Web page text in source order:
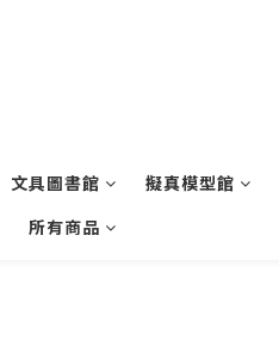
文具圖書館 擬真模型館
所有商品